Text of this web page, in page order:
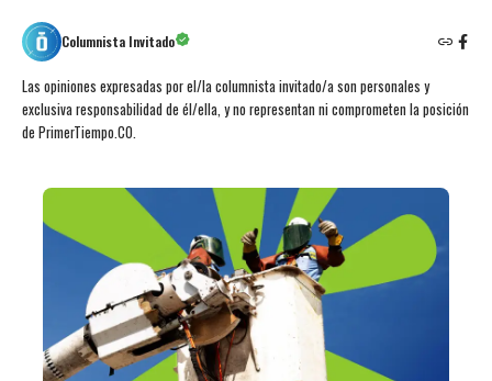
Columnista Invitado
Las opiniones expresadas por el/la columnista invitado/a son personales y
exclusiva responsabilidad de él/ella, y no representan ni comprometen la posición
de PrimerTiempo.CO.